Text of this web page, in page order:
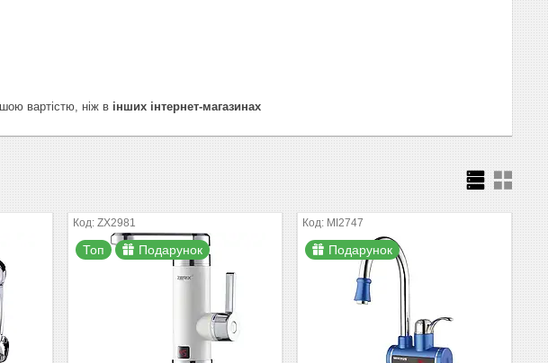
вартістю, ніж в інших інтернет-магазинах
ZX2981
Топ Подарунок
MI2747
Подарунок